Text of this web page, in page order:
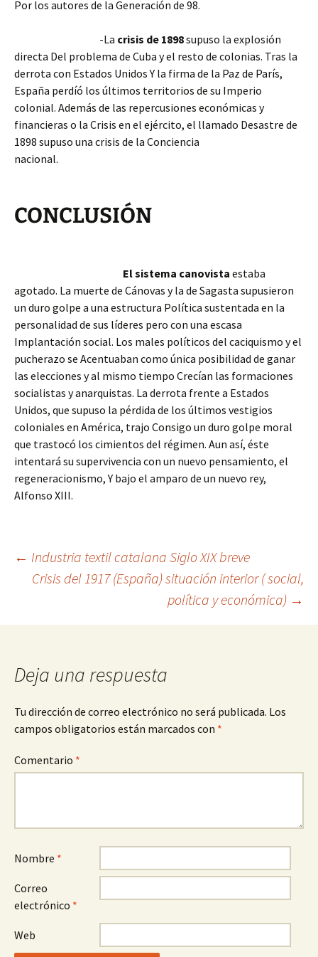
Por los autores de la Generación de 98.
-La crisis de 1898supuso la explosión
directa Del problema de Cuba y el resto de colonias. Tras la
derrota con Estados Unidos Y la firma de la Paz de París,
España perdíó los últimos territorios de su Imperio
colonial. Además de las repercusiones económicas y
financieras o la Crisis en el ejército, el llamado Desastre de
1898 supuso una crisis de la Conciencia
nacional.
CONCLUSIÓN
El sistema canovista estaba
agotado. La muerte de Cánovas y la de Sagasta supusieron
un duro golpe a una estructura Política sustentada en la
personalidad de sus líderes pero con una escasa
Implantación social. Los males políticos del caciquismo y el
pucherazo se Acentuaban como única posibilidad de ganar
las elecciones y al mismo tiempo Crecían las formaciones
socialistas y anarquistas. La derrota frente a Estados
Unidos, que supuso la pérdida de los últimos vestigios
coloniales en América, trajo Consigo un duro golpe moral
que trastocó los cimientos del régimen. Aun así, éste
intentará su supervivencia con un nuevo pensamiento, el
regeneracionismo, Y bajo el amparo de un nuevo rey,
Alfonso XIII.
Navegación
← Industria textil catalana Siglo XIX breve
Crisis del 1917 (España) situación interior ( social,
política y económica) →
Deja una respuesta
Tu dirección de correo electrónico no será publicada. Los
campos obligatorios están marcados con *
Comentario *
Nombre *
Correo
electrónico *
Web